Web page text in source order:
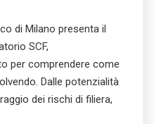
di Milano presenta il
SCF,
per comprendere come
Dalle potenzialità
dei rischi di filiera,